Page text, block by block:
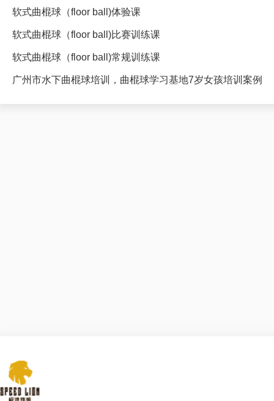
软式曲棍球（floor ball)体验课
软式曲棍球（floor ball)比赛训练课
软式曲棍球（floor ball)常规训练课
广州市水下曲棍球培训，曲棍球学习基地7岁女孩培训案例